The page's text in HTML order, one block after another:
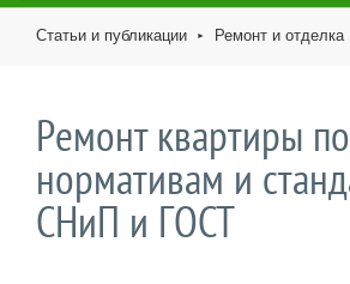
Статьи и публикации ► Ремонт и отделка
Ремонт квартиры по
нормативам и
СНиП и ГОСТ